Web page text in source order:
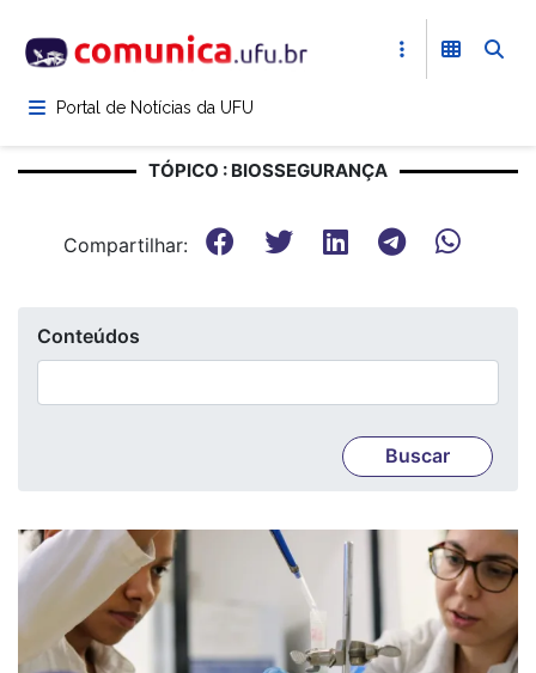
para
conteúdoPortal de Notícias da UFU
TÓPICO : BIOSSEGURANÇA
Compartilhar:
Conteúdos